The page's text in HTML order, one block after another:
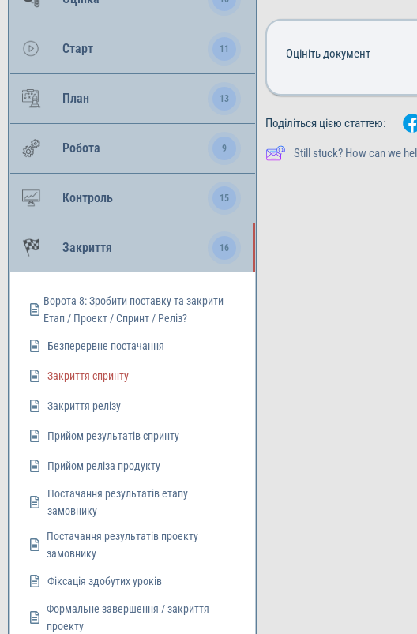
Старт 11
План 13
Робота 9
Контроль 15
Закриття 16
Ворота 8: Зробити поставку та закрити
Етап / Проект / Спринт / Реліз?
Безперервне постачання
Закриття спринту
Закриття релізу
Прийом результатів спринту
Прийом реліза продукту
Постачання результатів етапу
замовнику
Постачання результатів проекту
замовнику
Фіксація здобутих уроків
Формальне завершення / закриття
проекту
Оцініть документ
Поділіться цією статтею:
Still stuck? How can we